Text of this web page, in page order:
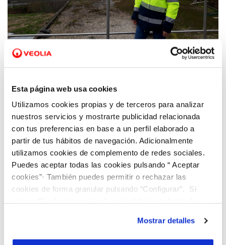
Esta página web usa cookies
Utilizamos cookies propias y de terceros para analizar
nuestros servicios y mostrarte publicidad relacionada
con tus preferencias en base a un perfil elaborado a
partir de tus hábitos de navegación. Adicionalmente
utilizamos cookies de complemento de redes sociales.
Puedes aceptar todas las cookies pulsando “ Aceptar
cookies”· También puedes permitir o rechazar las
cookies de forma granular pulsando “Configurar”. Si
son indispensables para que el sitio web funcione y que
por tanto no se pueden desactivar. Puedes consultar
Mostrar detalles
08 MAR 2021
Viaqua visibiliza el papel de las mujeres en